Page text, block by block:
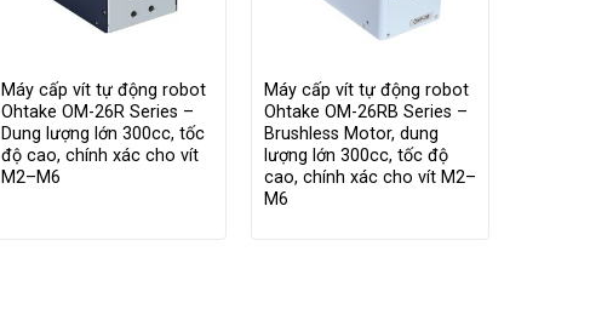
Máy cấp vít tự động robot
Ohtake OM-26R Series –
Dung lượng lớn 300cc, tốc
độ cao, chính xác cho vít
M2–M6
Máy cấp vít tự động robot
Ohtake OM-26RB Series –
Brushless Motor, dung
lượng lớn 300cc, tốc độ
cao, chính xác cho vít M2–
M6